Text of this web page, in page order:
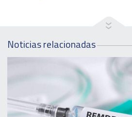
Noticias relacionadas